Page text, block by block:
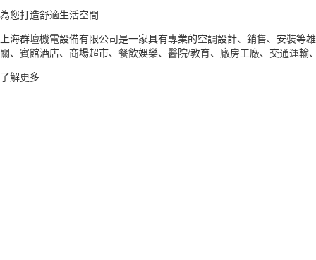
為您打造舒適生活空間
上海群壇機電設備有限公司是一家具有專業的空調設計、銷售、安裝
關、賓館酒店、商場超市、餐飲娛樂、醫院/教育、廠房工廠、交通運
了解更多